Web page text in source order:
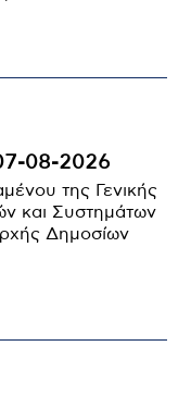
08-2026
της Γενικής
και Συστημάτων
Δημοσίων